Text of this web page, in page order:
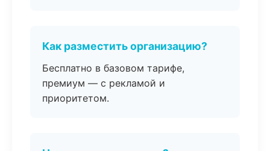
Как разместить организацию?
Бесплатно в базовом тарифе,
премиум — с рекламой и
приоритетом.